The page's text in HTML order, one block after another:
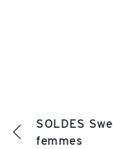
SOLDES
femmes